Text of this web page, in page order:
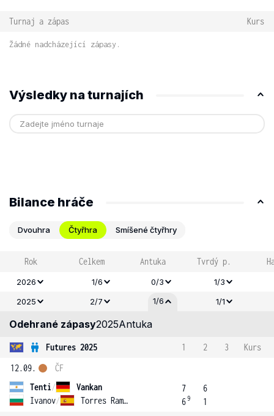
Turnaj a zápas Kurs
Žádné nadcházející zápasy.
Výsledky na turnajích
Bilance hráče
Dvouhra Čtyřhra Smíšené čtyřhry
Rok Celkem Antuka Tvrdý p.
2026 1/6 0/3
1/3
2025
2/7 1/6 1/1
Odehrané zápasy2025Antuka
Futures 2025 1 2 3
Kurs
12.09.
Tenti/
Vankan
Ivanov/ Torres Ramis
ČF
7
69
6
1